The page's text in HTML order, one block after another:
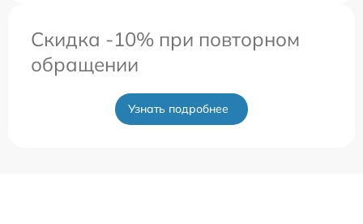
Скидка -10% при повторном
обращении
Узнать подробнее